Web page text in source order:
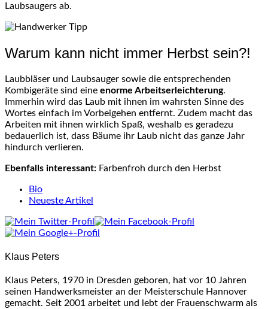
Laubsaugers ab.
Warum kann nicht immer Herbst sein?!
Laubbläser und Laubsauger sowie die entsprechenden
Kombigeräte sind eine enorme Arbeitserleichterung.
Immerhin wird das Laub mit ihnen im wahrsten Sinne des
Wortes einfach im Vorbeigehen entfernt. Zudem macht das
Arbeiten mit ihnen wirklich Spaß, weshalb es geradezu
bedauerlich ist, dass Bäume ihr Laub nicht das ganze Jahr
hindurch verlieren.
Ebenfalls interessant: Farbenfroh durch den Herbst
following
tabs
change
below.
Bio
Neueste Artikel
Klaus Peters
Klaus Peters, 1970 in Dresden geboren, hat vor 10 Jahren
seinen Handwerksmeister an der Meisterschule Hannover
gemacht. Seit 2001 arbeitet und lebt der Frauenschwarm als